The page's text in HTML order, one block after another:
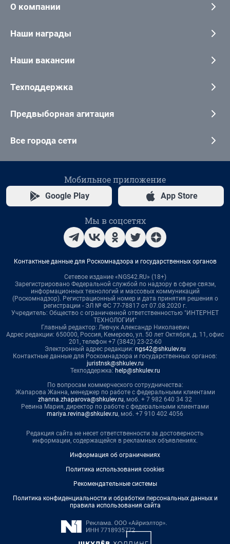
О компании
Наши награды
Наши вакансии
Техподдержка
Предвыборная агитация
Все города сети
Мобильное приложение
Google Play App Store
Мы в соцсетях
Контактные данные для Роскомнадзора и государственных органов
Сетевое издание «NGS42.RU» (18+)
Зарегистрировано Федеральной службой по надзору в сфере связи,
информационных технологий и массовых коммуникаций
(Роскомнадзор). Регистрационный номер и дата принятия решения о
регистрации - ЭЛ № ФС 77-78817 от 07.08.2020 г.
Учредитель: Общество с ограниченной ответственностью "ИНТЕРНЕТ
ТЕХНОЛОГИИ"
Главный редактор: Левчук Александр Николаевич
Адрес редакции: 650000, Россия, Кемерово, ул. 50 лет Октября, д. 11, офис
201, телефон +7 (3842) 23-22-60
Электронный адрес редакции: ngs42@shkulev.ru
Контактные данные для Роскомнадзора и государственных органов:
juristnsk@shkulev.ru
Техподдержка: help@shkulev.ru
По вопросам коммерческого сотрудничества:
Жапарова Жанна, менеджер по работе с федеральными клиентами
zhanna.zhaparova@shkulev.ru, моб. + 7 982 640 34 32
Ревина Мария, директор по работе с федеральными клиентами
mariya.revina@shkulev.ru, моб. +7 910 402 4056
Редакция сайта не несет ответственности за достоверность
информации, содержащейся в рекламных объявлениях.
Информация об ограничениях
Политика использования cookies
Рекомендательные системы
Политика конфиденциальности и обработки персональных данных и
правила использования сайта